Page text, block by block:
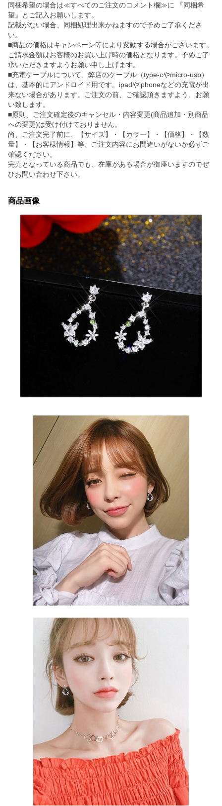
同梱希望の場合は≪すべてのご注文のコメント欄≫に 『同梱希
望』とご記入お願いします。
記載がない場合、同梱処理出来かねますので予めご了承くださ
い。
■商品の価格はキャンペーン等により変動する場合がございます。
ご請求金額はお客様のお買い上げ時の価格となります。予めご了
承いただきますようお願い申し上げます。
■充電ケーブルについて、弊店のケーブル（type-cやmicro-usb）
は、基本的にアンドロイド用です。ipadやiphoneなどの充電が出
来ない場合があります。ご注文の前、ご確認頂きますよう、お願
い致します。
■原則、ご注文確定後のキャンセル・内容変更(商品追加・別商品
への変更)は受け付けておりません。
尚、ご注文完了前に、【サイズ】・【カラー】・【価格】・【数
量】・【お客様情報】等、ご注文内容にお間違いがないか必ずご
確認ください。
完売となっている商品でも、在庫がある場合が御座いますのでぜ
ひお問い合わせ下さい。
商品画像